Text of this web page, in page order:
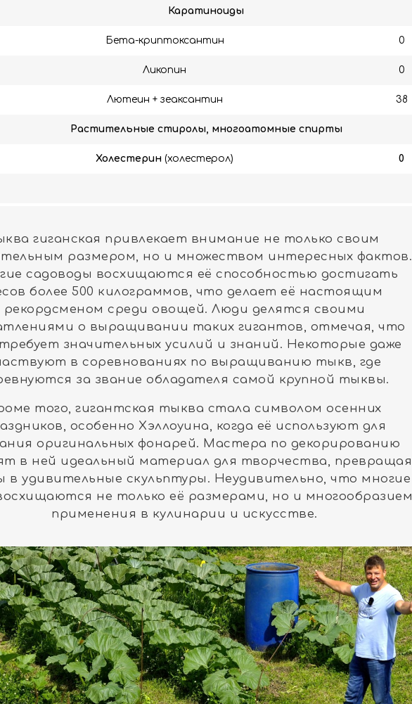
Каратиноиды
Бета-криптоксантин 0
Ликопин 0
Лютеин + зеаксантин 38
Растительные стиролы, многоатомные спирты
Холестерин (холестерол) 0
гиганская привлекает внимание не только своим
размером, но и множеством интересных фактов.
садоводы восхищаются её способностью достигать
более 500 килограммов, что делает её настоящим
рекордсменом среди овощей. Люди делятся своими
о выращивании таких гигантов, отмечая, что
значительных усилий и знаний. Некоторые даже
в соревнованиях по выращиванию тыкв, где
за звание обладателя самой крупной тыквы.
того, гигантская тыква стала символом осенних
особенно Хэллоуина, когда её используют для
оригинальных фонарей. Мастера по декорированию
в ней идеальный материал для творчества, превращая
в удивительные скульптуры. Неудивительно, что многие
не только её размерами, но и многообразием
применения в кулинарии и искусстве.